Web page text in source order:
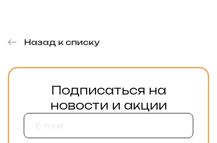
Назад к списку
Подписаться на
новости и акции